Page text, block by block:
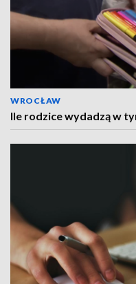
WROCŁAW
Ile rodzice wydadzą w